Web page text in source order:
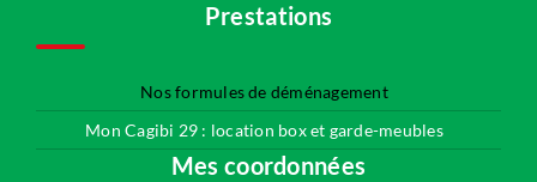
Prestations
Nos formules de déménagement
Mon Cagibi 29 : location box et garde-meubles
Mes coordonnées